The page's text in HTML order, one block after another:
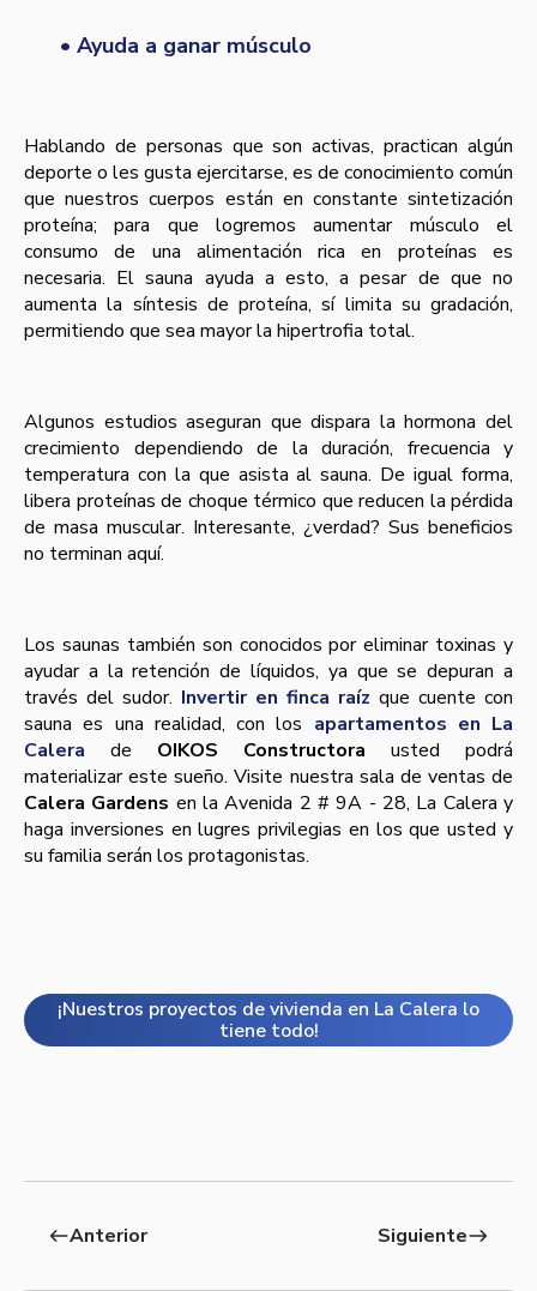
• Ayuda a ganar músculo
Hablando de personas que son activas, practican algún
deporte o les gusta ejercitarse, es de conocimiento común
que nuestros cuerpos están en constante sintetización
proteína; para que logremos aumentar músculo el
consumo de una alimentación rica en proteínas es
necesaria. El sauna ayuda a esto, a pesar de que no
aumenta la síntesis de proteína, sí limita su gradación,
permitiendo que sea mayor la hipertrofia total.
Algunos estudios aseguran que dispara la hormona del
crecimiento dependiendo de la duración, frecuencia y
temperatura con la que asista al sauna. De igual forma,
libera proteínas de choque térmico que reducen la pérdida
de masa muscular. Interesante, ¿verdad? Sus beneficios
no terminan aquí.
Los saunas también son conocidos por eliminar toxinas y
ayudar a la retención de líquidos, ya que se depuran a
través del sudor. Invertir en finca raíz que cuente con
sauna es una realidad, con los apartamentos en La
Calera de OIKOS Constructora usted podrá
materializar este sueño. Visite nuestra sala de ventas de
Calera Gardens en la Avenida 2 # 9A - 28, La Calera y
haga inversiones en lugres privilegias en los que usted y
su familia serán los protagonistas.
¡Nuestros proyectos de vivienda en La Calera lo
tiene todo!
westAnterior Siguienteeast